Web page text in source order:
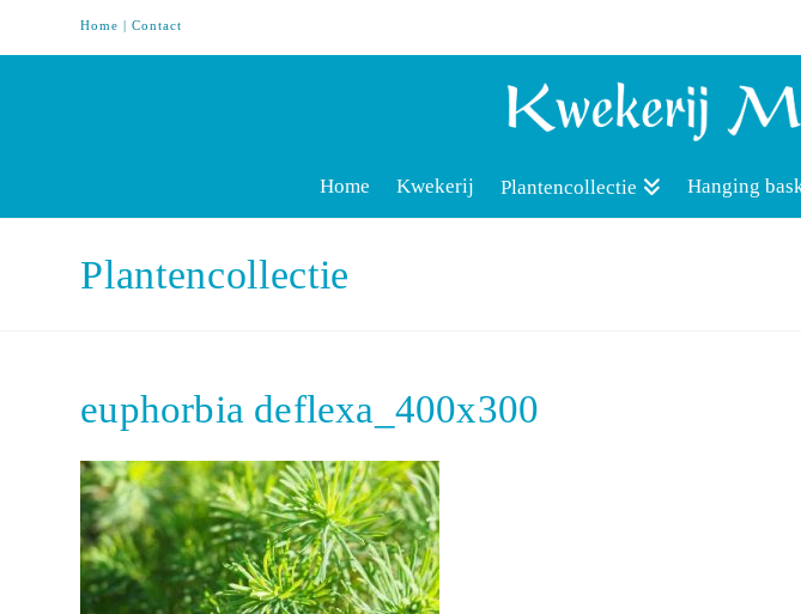
Home |Contact
Home Kwekerij Plantencollectie Hanging
Plantencollectie
euphorbia deflexa_400x300